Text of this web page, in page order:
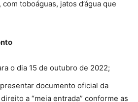
toboáguas, jatos d’água que
o dia 15 de outubro de 2022;
documento oficial da
a “meia entrada” conforme as